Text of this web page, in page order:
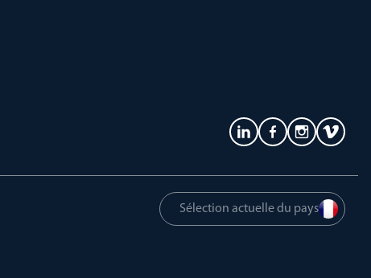
Sélection actuelle du pays